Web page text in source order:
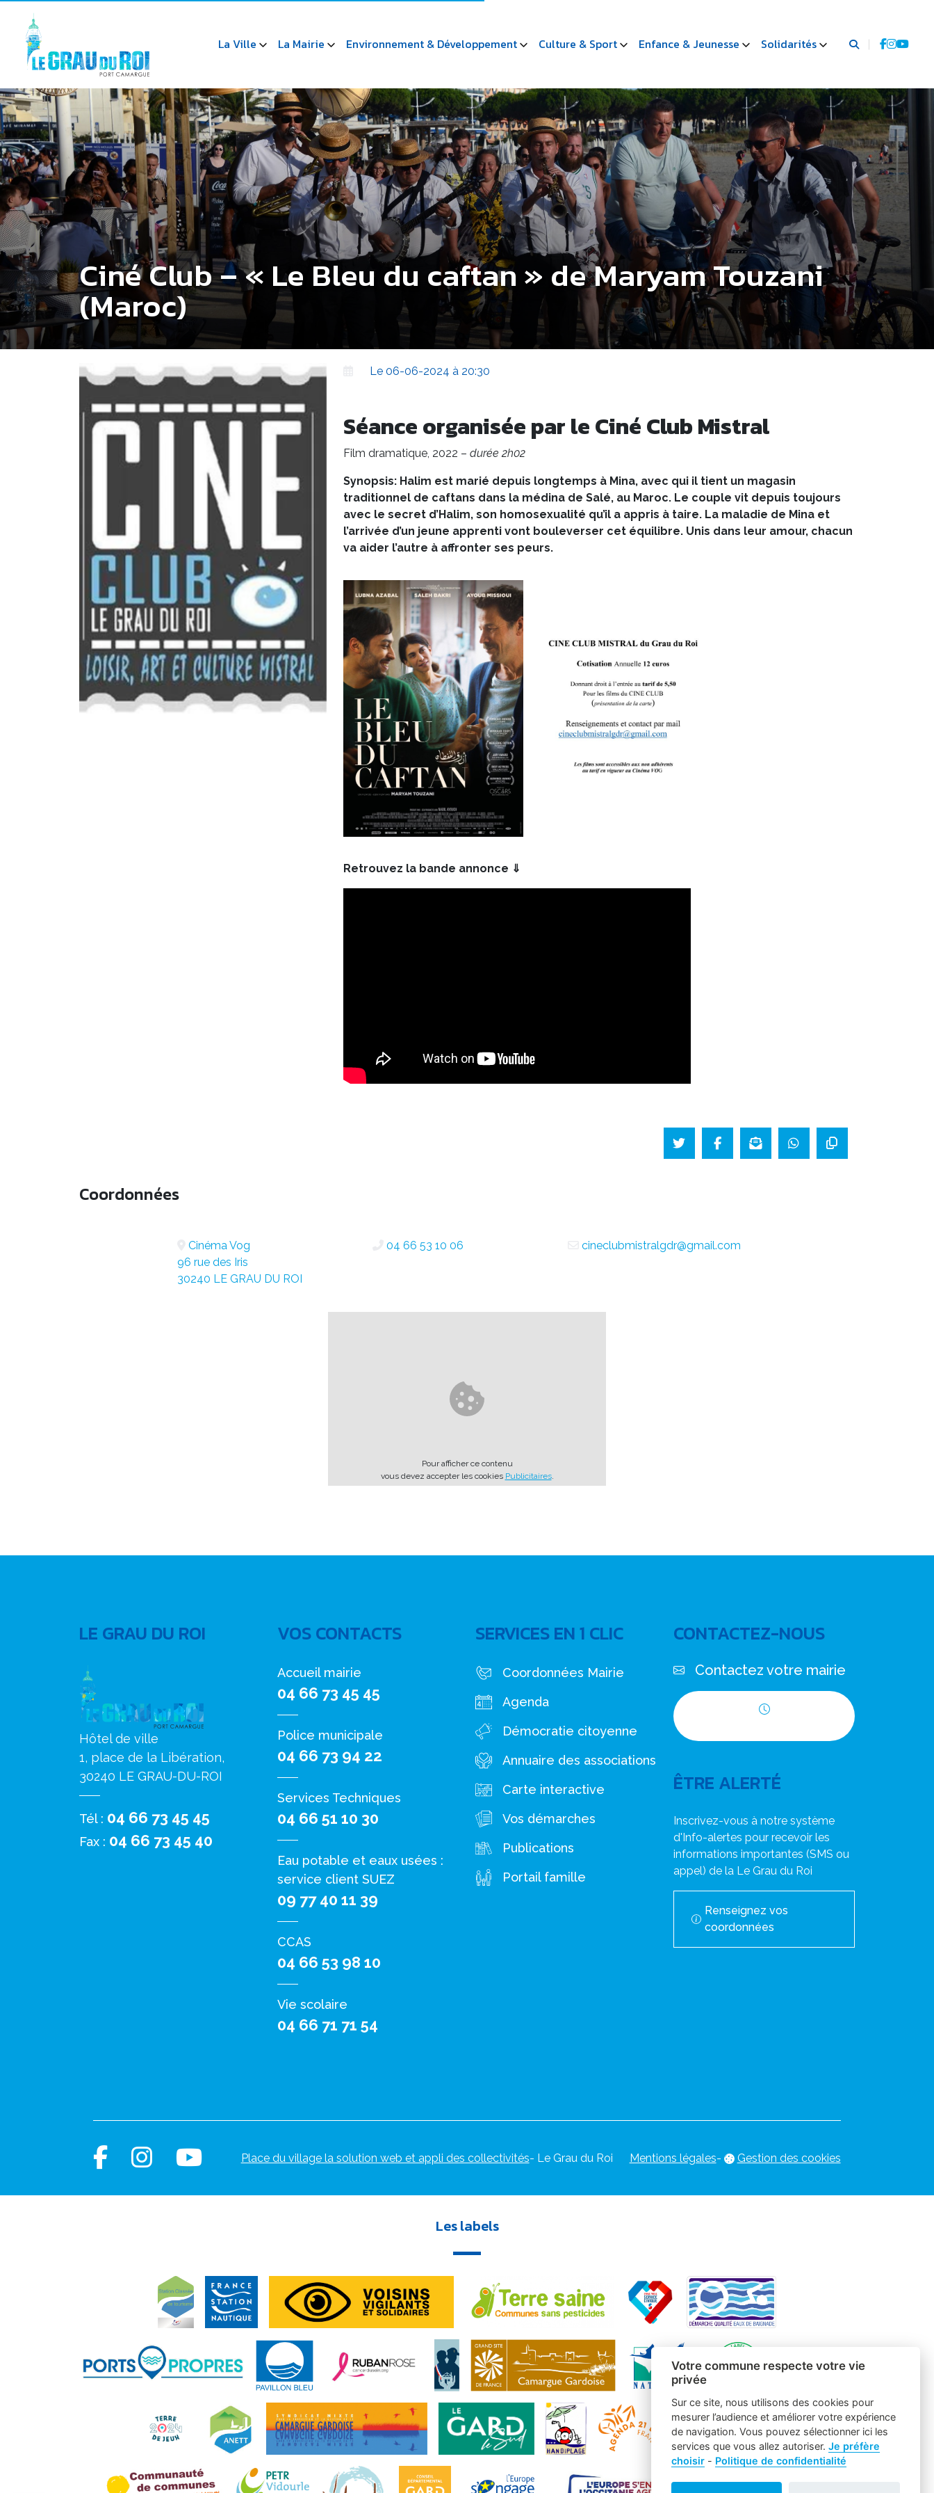
La Ville La Mairie Environnement & Développement Culture & Sport Enfance & Jeunesse Solidarités
Ciné Club – « Le Bleu du caftan » de Maryam Touzani
(Maroc)
Le 06-06-2024 à 20:30
Séance organisée par le Ciné Club Mistral
Film dramatique, 2022 – durée 2h02
Synopsis: Halim est marié depuis longtemps à Mina, avec qui il tient un magasin
traditionnel de caftans dans la médina de Salé, au Maroc. Le couple vit depuis toujours
avec le secret d’Halim, son homosexualité qu’il a appris à taire. La maladie de Mina et
l’arrivée d’un jeune apprenti vont bouleverser cet équilibre. Unis dans leur amour, chacun
va aider l’autre à affronter ses peurs.
Retrouvez la bande annonce ⇓
Coordonnées
Cinéma Vog
96 rue des Iris
30240 LE GRAU DU ROI
04 66 53 10 06 cineclubmistralgdr@gmail.com
Pour afficher ce contenu
vous devez accepter les cookies Publicitaires.
LE GRAU DU ROI
Hôtel de ville
1, place de la Libération,
30240 LE GRAU-DU-ROI
Tél : 04 66 73 45 45
Fax : 04 66 73 45 40
VOS CONTACTS
Accueil mairie
04 66 73 45 45
Police municipale
04 66 73 94 22
Services Techniques
04 66 51 10 30
Eau potable et eaux usées :
service client SUEZ
09 77 40 11 39
CCAS
04 66 53 98 10
Vie scolaire
04 66 71 71 54
SERVICES EN 1 CLIC
Coordonnées Mairie
Agenda
Démocratie citoyenne
Annuaire des associations
Carte interactive
Vos démarches
Publications
Portail famille
CONTACTEZ-NOUS
Contactez votre mairie
ÊTRE ALERTÉ
Inscrivez-vous à notre système
d'Info-alertes pour recevoir les
informations importantes (SMS ou
appel) de la Le Grau du Roi
Renseignez vos
coordonnées
Place du village la solution web et appli des collectivités- Le Grau du Roi Mentions légales- Gestion des cookies
Les labels
Votre commune respecte votre vie
privée
Sur ce site, nous utilisons des cookies pour
mesurer l’audience et améliorer votre expérience
de navigation. Vous pouvez sélectionner ici les
services que vous allez autoriser. Je préfère
choisir- Politique de confidentialité